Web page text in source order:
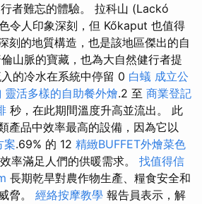
者難忘的體驗。 拉科山 (Lackó
令人印象深刻，但 Kőkaput 也值得
刻的地質構造，也是該地區傑出的自
山脈的寶藏，也為大自然健行者提
的冷水在系統中停留 0 白蟻 成立公
靈活多樣的自助餐外燴.2 至 商業登記
秒，在此期間溫度升高並流出。 此
產品中效率最高的設備，因為它以
案.69% 的 12 精緻BUFFET外燴菜色
效率滿足人們的供暖需求。 找值得信
長期乾旱對農作物生產、糧食安全和
脅。 經絡按摩教學 報告員表示，解